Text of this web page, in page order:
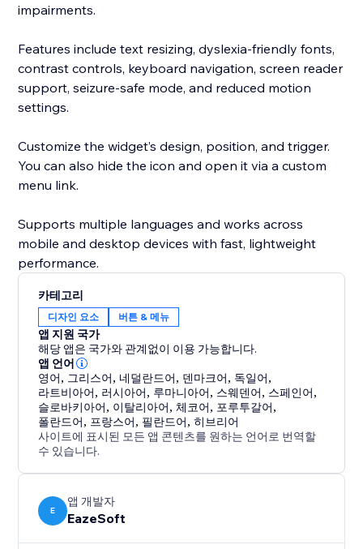
impairments.
Features include text resizing, dyslexia-friendly fonts,
contrast controls, keyboard navigation, screen reader
support, seizure-safe mode, and reduced motion
settings.
Customize the widget’s design, position, and trigger.
You can also hide the icon and open it via a custom
menu link.
Supports multiple languages and works across
mobile and desktop devices with fast, lightweight
performance.
카테고리
디자인 요소 버튼 & 메뉴
앱 지원 국가
해당 앱은 국가와 관계없이 이용 가능합니다.
앱 언어
영어, 그리스어, 네덜란드어, 덴마크어, 독일어,
라트비아어, 러시아어, 루마니아어, 스웨덴어, 스페인어,
슬로바키아어, 이탈리아어, 체코어, 포루투갈어,
폴란드어, 프랑스어, 필란드어,히브리어
사이트에 표시된 모든 앱 콘텐츠를 원하는 언어로 번역할
수 있습니다.
E
앱 개발자
EazeSoft